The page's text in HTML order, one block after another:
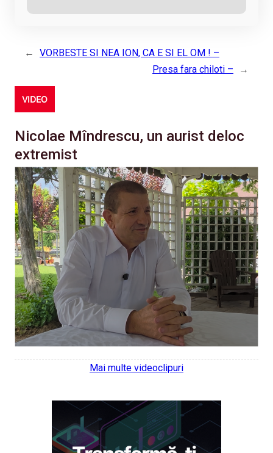
←
VORBESTE SI NEA ION, CA E SI EL OM ! –
Presa fara chiloti –
→
VIDEO
Nicolae Mîndrescu, un aurist deloc
extremist
Mai multe videoclipuri